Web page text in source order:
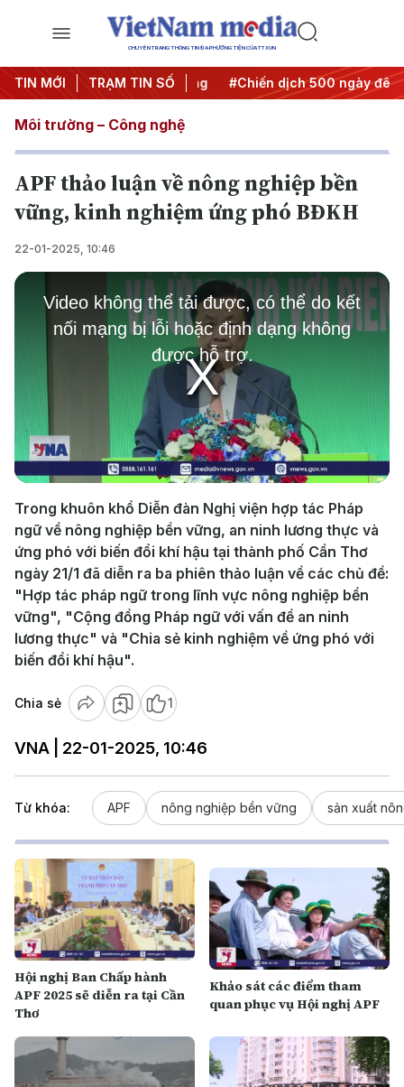
CHUYÊN TRANG THÔNG TIN ĐA PHƯƠNG TIỆN CỦA TTXVN
TIN MỚI TRẠM TIN SỐ
Nghị quyết thành hành động #Chiến dịch 500 ngày đêm
Môi trường – Công nghệ
APF thảo luận về nông nghiệp bền
vững, kinh nghiệm ứng phó BĐKH
22-01-2025, 10:46
Play
Video
This
window.
Video không thể tải được, có thể do kết
nối mạng bị lỗi hoặc định dạng không
được hỗ trợ.
Trong khuôn khổ Diễn đàn Nghị viện hợp tác Pháp
ngữ về nông nghiệp bền vững, an ninh lương thực và
ứng phó với biến đổi khí hậu tại thành phố Cần Thơ
ngày 21/1 đã diễn ra ba phiên thảo luận về các chủ đề:
"Hợp tác pháp ngữ trong lĩnh vực nông nghiệp bền
vững", "Cộng đồng Pháp ngữ với vấn đề an ninh
lương thực" và "Chia sẻ kinh nghiệm về ứng phó với
biến đổi khí hậu".
Chia sẻ 1
VNA | 22-01-2025, 10:46
Từ khóa: APF nông nghiệp bền vững sản xuất
Hội nghị Ban Chấp hành
APF 2025 sẽ diễn ra tại Cần
Thơ
Khảo sát các điểm tham
quan phục vụ Hội nghị APF